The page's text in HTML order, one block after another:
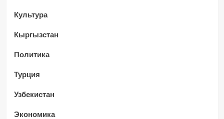
Культура
Кыргызстан
Политика
Турция
Узбекистан
Экономика